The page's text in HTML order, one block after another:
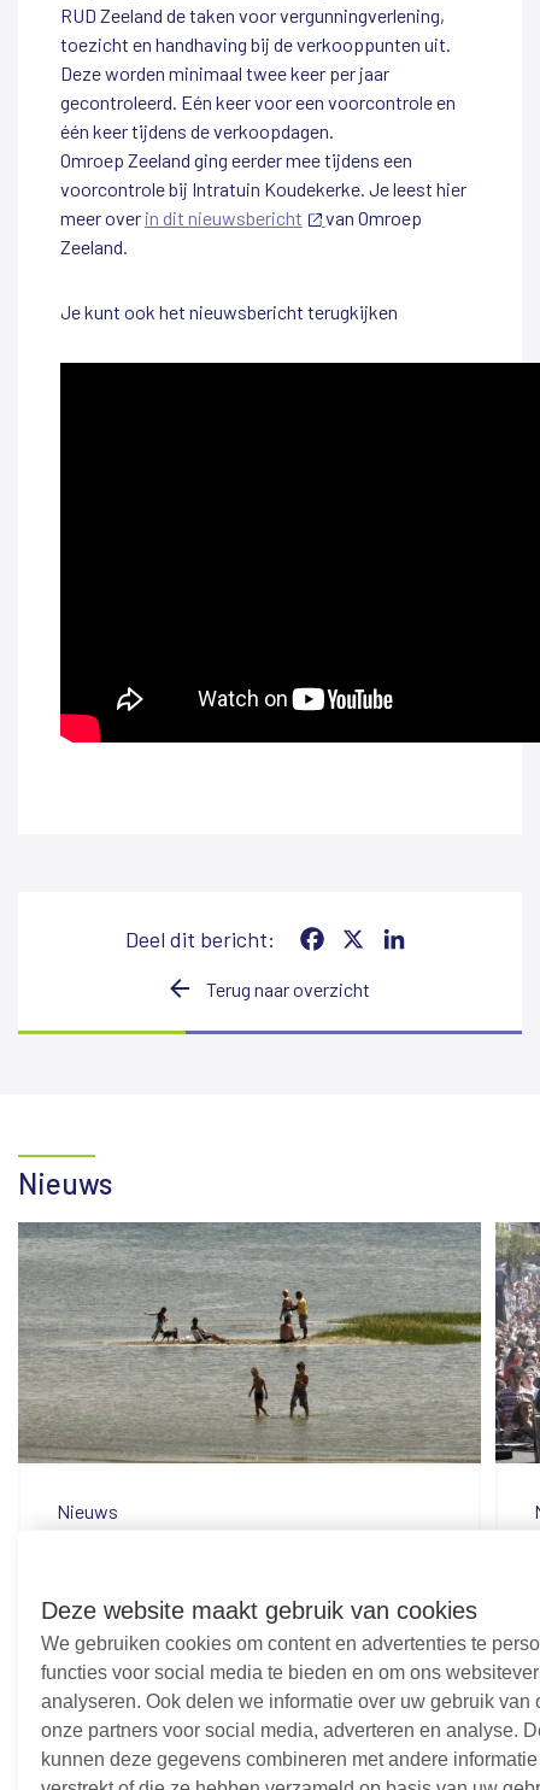
Deze website maakt gebruik van cookies
We gebruiken cookies om content en advertenties te
functies voor social media te bieden en om ons
analyseren. Ook delen we informatie over uw gebruik van
onze partners voor social media, adverteren en analyse.
kunnen deze gegevens combineren met andere
RUD Zeeland de taken voor vergunningverlening,
toezicht en handhaving bij de verkooppunten uit.
Deze worden minimaal twee keer per jaar
gecontroleerd. Eén keer voor een voorcontrole en
één keer tijdens de verkoopdagen.
Omroep Zeeland ging eerder mee tijdens een
voorcontrole bij Intratuin Koudekerke. Je leest hier
meer over in dit nieuwsbericht (externe
van Omroep
Zeeland.
Je kunt ook het nieuwsbericht terugkijken
Deel dit bericht:
Facebook
X
LinkedIn
Terug naar overzicht
Nieuws
Nieuws
31 juli 2026
Verder lezen